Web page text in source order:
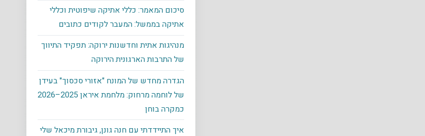
סיכום המאמר: כללי אתיקה שיפוטית וכללי
אתיקה בממשל: המעבר לקודים כתובים
מנהיגות אתית וחדשנות ירוקה: תפקיד התיווך
של התרבות הארגונית הירוקה
הגדרה מחדש של המונח "אזורי סכסוך" בעידן
של לוחמה מרחוק: מלחמת איראן 2025–2026
כמקרה בוחן
איך התיידדתי עם חנה גונן, גיבורת מיכאל שלי